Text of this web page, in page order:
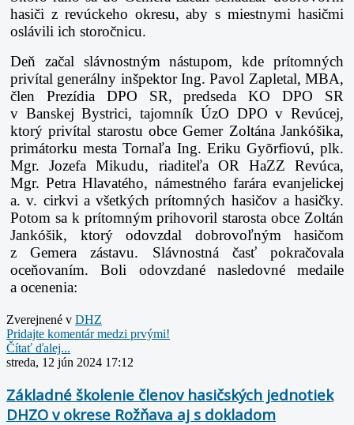
hasiči z revúckeho okresu, abys miestnymi hasičmi
oslávili ich storočnicu.
Deň začal slávnostným nástupom, kde prítomných
privítal generálny inšpektor Ing. Pavol Zapletal, MBA,
člen Prezídia DPO SR, predseda KO DPO SR
v Banskej Bystrici, tajomníkÚzO DPO v Revúcej,
ktorý privítal starostu obce Gemer Zoltána Jankóšika,
primátorku mestaTornaľa Ing. Eriku Gyõrfiovú, plk.
Mgr. Jozefa Mikudu, riaditeľa OR HaZZ Revúca,
Mgr.Petra Hlavatého, námestného farára evanjelickej
a. v. cirkvi a všetkých prítomných hasičov a hasičky.
Potom sa k prítomným prihovoril starosta obce Zoltán
Jankóšik, ktorý odovzdal dobrovoľným hasičom
z Gemera zástavu. Slávnostná časť pokračovala
oceňovaním. Boli odovzdané nasledovné medaile
a ocenenia:
Zverejnené v DHZ
Pridajte komentár medzi prvými!
Čítať ďalej...
streda, 12 jún 2024 17:12
Základné školenie členov hasičských jednotiek
DHZO v okrese Rožňava aj s dokladom